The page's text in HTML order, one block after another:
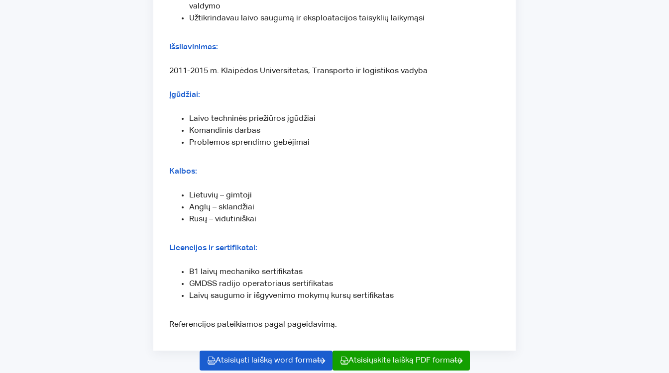
valdymo
Užtikrindavau laivo saugumą ir eksploatacijos taisyklių laikymąsi
Išsilavinimas:
2011-2015 m. Klaipėdos Universitetas, Transporto ir logistikos vadyba
Įgūdžiai:
Laivo techninės priežiūros įgūdžiai
Komandinis darbas
Problemos sprendimo gebėjimai
Kalbos:
Lietuvių – gimtoji
Anglų – sklandžiai
Rusų – vidutiniškai
Licencijos ir sertifikatai:
B1 laivų mechaniko sertifikatas
GMDSS radijo operatoriaus sertifikatas
Laivų saugumo ir išgyvenimo mokymų kursų sertifikatas
Referencijos pateikiamos pagal pageidavimą.
Atsisiųsti laišką word formatu Atsisiųskite laišką PDF formatu